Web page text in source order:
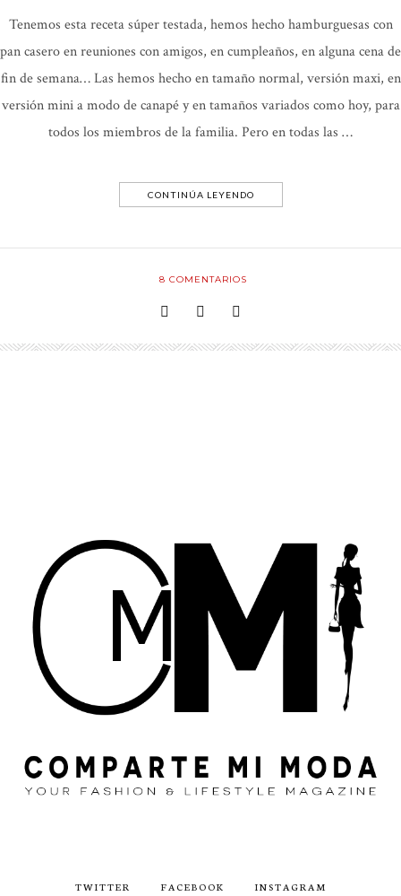
Tenemos esta receta súper testada, hemos hecho hamburguesas con
pan casero en reuniones con amigos, en cumpleaños, en alguna cena de
fin de semana… Las hemos hecho en tamaño normal, versión maxi, en
versión mini a modo de canapé y en tamaños variados como hoy, para
todos los miembros de la familia. Pero en todas las …
CONTINÚA LEYENDO
8 COMENTARIOS
TWITTER FACEBOOK INSTAGRAM